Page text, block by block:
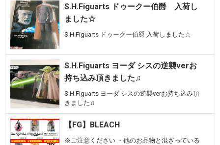
S.H.Figuarts ドゥークー伯爵 入荷し
ました☆
S.H.Figuarts ドゥークー伯爵 入荷しました☆
S.H.Figuarts ヨーダ シスの逆襲verお
持ち込み頂きました♫
S.H.Figuarts ヨーダ シスの逆襲verお持ち込み頂
きました♫
【FG】BLEACH
※ご注意ください ・他のお品物と混ざっている